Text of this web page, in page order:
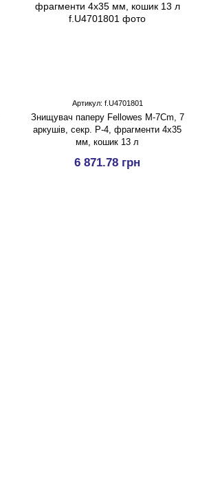
Артикул: f.U4701801
Знищувач паперу Fellowes M-7Cm, 7
аркушів, секр. P-4, фрагменти 4х35
мм, кошик 13 л
6 871.78 грн